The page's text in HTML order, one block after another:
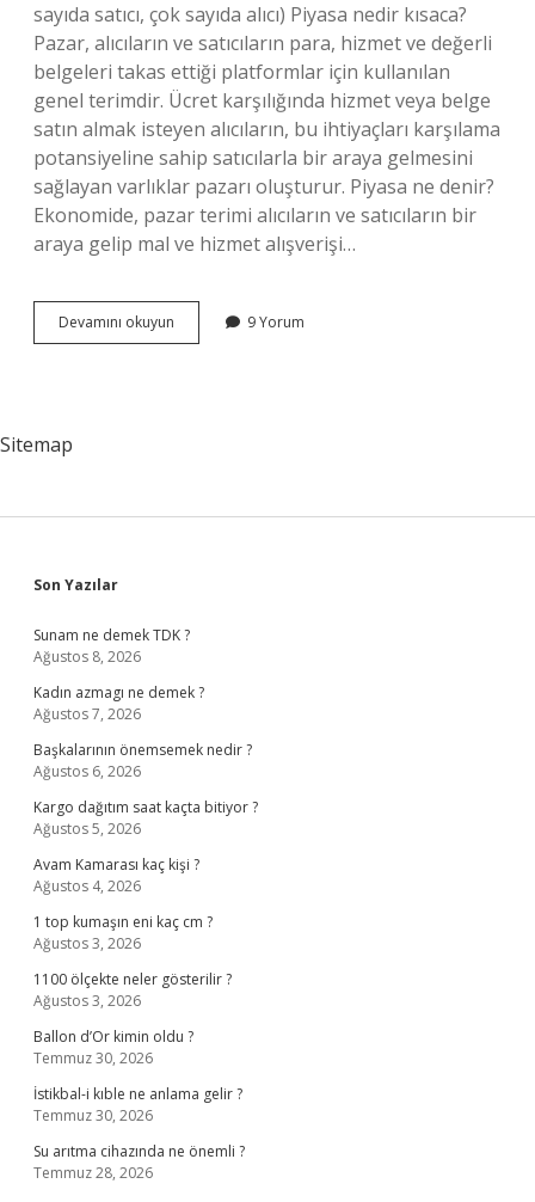
sayıda satıcı, çok sayıda alıcı) Piyasa nedir kısaca?
Pazar, alıcıların ve satıcıların para, hizmet ve değerli
belgeleri takas ettiği platformlar için kullanılan
genel terimdir. Ücret karşılığında hizmet veya belge
satın almak isteyen alıcıların, bu ihtiyaçları karşılama
potansiyeline sahip satıcılarla bir araya gelmesini
sağlayan varlıklar pazarı oluşturur. Piyasa ne denir?
Ekonomide, pazar terimi alıcıların ve satıcıların bir
araya gelip mal ve hizmet alışverişi…
Devamını okuyun
Nedir
9 Yorum
Sitemap
Sidebar
Son Yazılar
Sunam ne demek TDK ?
Ağustos 8, 2026
Kadın azmagı ne demek ?
Ağustos 7, 2026
Başkalarının önemsemek nedir ?
Ağustos 6, 2026
Kargo dağıtım saat kaçta bitiyor ?
Ağustos 5, 2026
Avam Kamarası kaç kişi ?
Ağustos 4, 2026
1 top kumaşın eni kaç cm ?
Ağustos 3, 2026
1100 ölçekte neler gösterilir ?
Ağustos 3, 2026
Ballon d’Or kimin oldu ?
Temmuz 30, 2026
İstikbal-i kıble ne anlama gelir ?
Temmuz 30, 2026
Su arıtma cihazında ne önemli ?
Temmuz 28, 2026